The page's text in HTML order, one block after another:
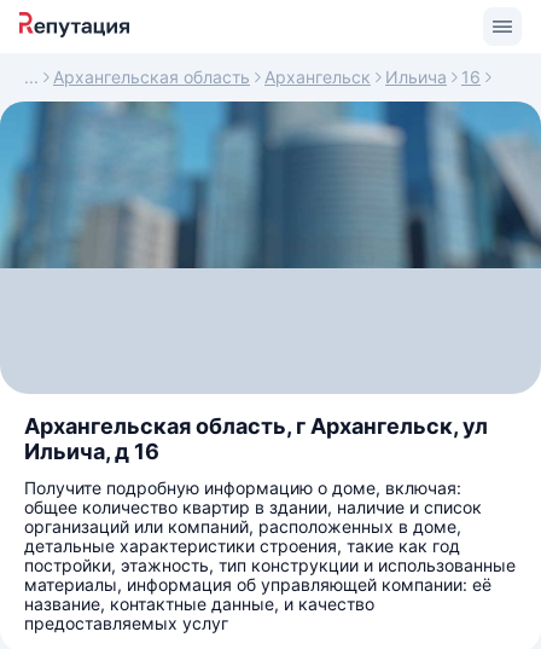
Архангельская область Архангельск Ильича 16
Архангельская область, г Архангельск, ул
Ильича, д 16
Получите подробную информацию о доме, включая:
общее количество квартир в здании, наличие и список
организаций или компаний, расположенных в доме,
детальные характеристики строения, такие как год
постройки, этажность, тип конструкции и использованные
материалы, информация об управляющей компании: её
название, контактные данные, и качество
предоставляемых услуг